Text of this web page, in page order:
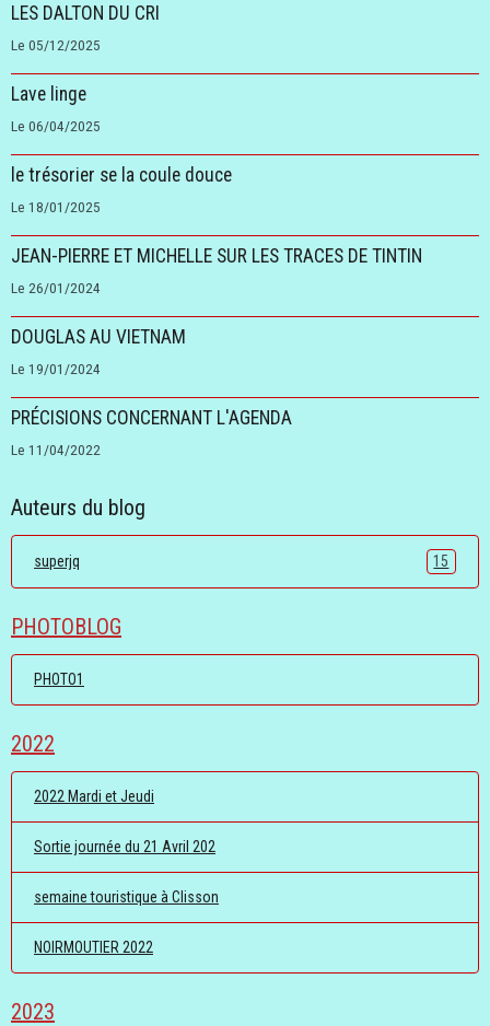
LES DALTON DU CRI
Le 05/12/2025
Lave linge
Le 06/04/2025
le trésorier se la coule douce
Le 18/01/2025
JEAN-PIERRE ET MICHELLE SUR LES TRACES DE TINTIN
Le 26/01/2024
DOUGLAS AU VIETNAM
Le 19/01/2024
PRÉCISIONS CONCERNANT L'AGENDA
Le 11/04/2022
Auteurs du blog
superjq 15
PHOTOBLOG
PHOTO1
2022
2022 Mardi et Jeudi
Sortie journée du 21 Avril 202
semaine touristique à Clisson
NOIRMOUTIER 2022
2023